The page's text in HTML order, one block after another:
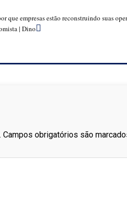
que empresas estão reconstruindo suas
| Dino
Campos obrigatórios são